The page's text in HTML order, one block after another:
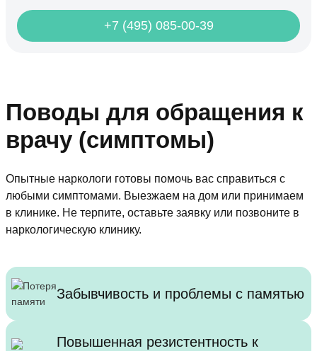
+7 (495) 085-00-39
Поводы для обращения к
врачу (симптомы)
Опытные наркологи готовы помочь вас справиться с
любыми симптомами. Выезжаем на дом или принимаем
в клинике. Не терпите, оставьте заявку или позвоните в
наркологическую клинику.
Забывчивость и проблемы с памятью
Повышенная резистентность к